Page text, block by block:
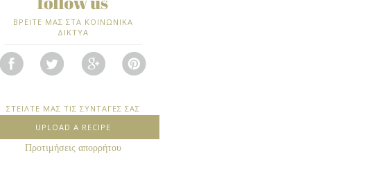
ΒΡΕΙΤΕ ΜΑΣ ΣΤΑ ΚΟΙΝΩΝΙΚΑ
ΔΙΚΤΥΑ
ΣΤΕΙΛΤΕ ΜΑΣ ΤΙΣ ΣΥΝΤΑΓΕΣ ΣΑΣ
UPLOAD A RECIPE
Προτιμήσεις απορρήτου